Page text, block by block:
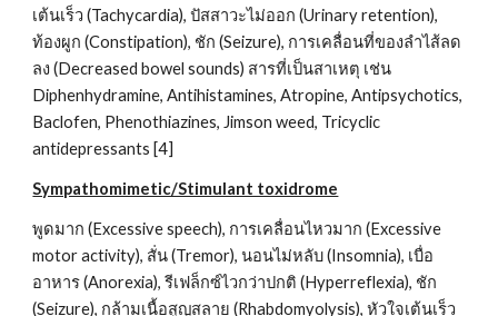
เต้นเร็ว (Tachycardia), ปัสสาวะไม่ออก (Urinary retention),
ท้องผูก (Constipation), ชัก (Seizure), การเคลื่อนที่ของลำไส้ลด
ลง (Decreased bowel sounds) สารที่เป็นสาเหตุ เช่น
Diphenhydramine, Antihistamines, Atropine, Antipsychotics,
Baclofen, Phenothiazines, Jimson weed, Tricyclic
antidepressants [4]
Sympathomimetic/Stimulant toxidrome
พูดมาก (Excessive speech), การเคลื่อนไหวมาก (Excessive
motor activity), สั่น (Tremor), นอนไม่หลับ (Insomnia), เบื่อ
อาหาร (Anorexia), รีเฟล็กซ์ไวกว่าปกติ (Hyperreflexia), ชัก
(Seizure), กล้ามเนื้อสูญสลาย (Rhabdomyolysis), หัวใจเต้นเร็ว